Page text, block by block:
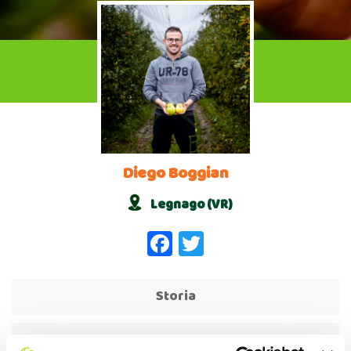
Diego Boggian
Legnago (VR)
Facebook
Storia
Azienda Agricola Boggian Diego & C.